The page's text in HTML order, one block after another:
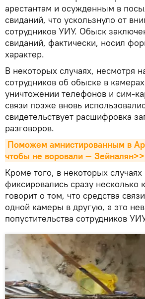
арестантам и осужденным в
свиданий, что ускользнуло от
сотрудников УИУ. Обыск
свиданий, фактически, носил
характер.
В некоторых случаях, несмотря
сотрудников об обыске в
уничтожении телефонов и сим-
связи позже вновь
свидетельствует расшифровка
разговоров.
Поможем амнистированным в
чтобы не воровали — Зейналян>>
Кроме того, в некоторых
фиксировались сразу несколько
говорит о том, что средства
одной камеры в другую, а это
попустительства сотрудников